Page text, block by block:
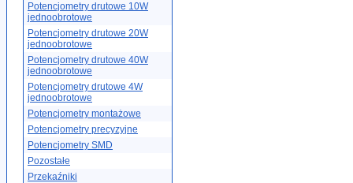
Potencjometry drutowe 10W
jednoobrotowe
Potencjometry drutowe 20W
jednoobrotowe
Potencjometry drutowe 40W
jednoobrotowe
Potencjometry drutowe 4W
jednoobrotowe
Potencjometry montażowe
Potencjometry precyzyjne
Potencjometry SMD
Pozostałe
Przekaźniki